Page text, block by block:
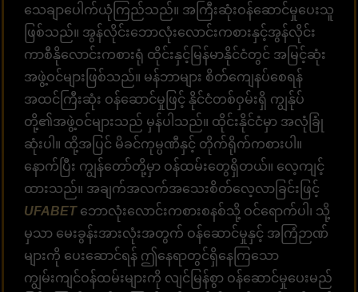
သေချာပေါက်ယုံကြည်သည်။ အကြီးဆုံးဝန်ဆောင်မှုပေးသူ
ဖြစ်သည်။ အွန်လိုင်းဘောလုံးလောင်းကစားနှင့်အွန်လိုင်း
ကာစီနိုလောင်းကစားရုံ ထိုင်းနှင့်မြန်မာနိုင်ငံတွင် အမြင့်ဆုံး
အဖွဲ့ဝင်များဖြစ်သည်။ မန်ဘာများ စိတ်ကျေနပ်စေရန်
အထင်ကြီးဆုံး ဝန်ဆောင်မှုဖြင့် နိုင်ငံတစ်ဝှမ်းရှိ ကျွန်ုပ်
တို့၏အဖွဲ့ဝင်များသည် မှန်ပါသည်။ ထိုင်းနိုင်ငံမှာ အလုံခြုံ
ဆုံးပါ။ ထို့အပြင် မိခင်ကုမ္ပဏီနှင့် တိုက်ရိုက်ကစားပါ။
နောက်ပြီး ကျွန်တော်တို့မှာ ဝန်ထမ်းတွေရှိတယ်။ လေ့ကျင့်
ထားသည်။ အချက်အလက်အသေးစိတ်လေ့လာခြင်းဖြင့်
UFABETဘောလုံးလောင်းကစားစနစ်သို့ ဝင်ရောက်ပါ၊ သို့
မှသာ မေးခွန်းအားလုံးအတွက် ဝန်ဆောင်မှုနှင့် အကြံဉာဏ်
များကို ပေးဆောင်ရန် ဤနေရာတွင်ရှိနေကြသော
ကျွမ်းကျင်ဝန်ထမ်းများကို လျင်မြန်စွာ ဝန်ဆောင်မှုပေးမည်